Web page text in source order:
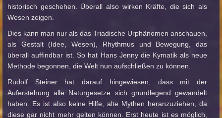
historisch geschehen. Überall also wirken Kräfte, die sich als
Wesen zeigen.
Dies kann man nur als das Triadische Urphänomen anschauen,
als Gestalt (Idee, Wesen), Rhythmus und Bewegung, das
überall auffindbar ist. So hat Hans Jenny die Kymatik als neue
Methode begonnen, die Welt nun aufschließen zu können.
Rudolf Steiner hat darauf hingewiesen, dass mit der
Auferstehung alle Naturgesetze sich grundlegend gewandelt
haben. Es ist also keine Hilfe, alte Mythen heranzuziehen, da
diese gar nicht mehr gelten können. Erst heute ist es möglich,